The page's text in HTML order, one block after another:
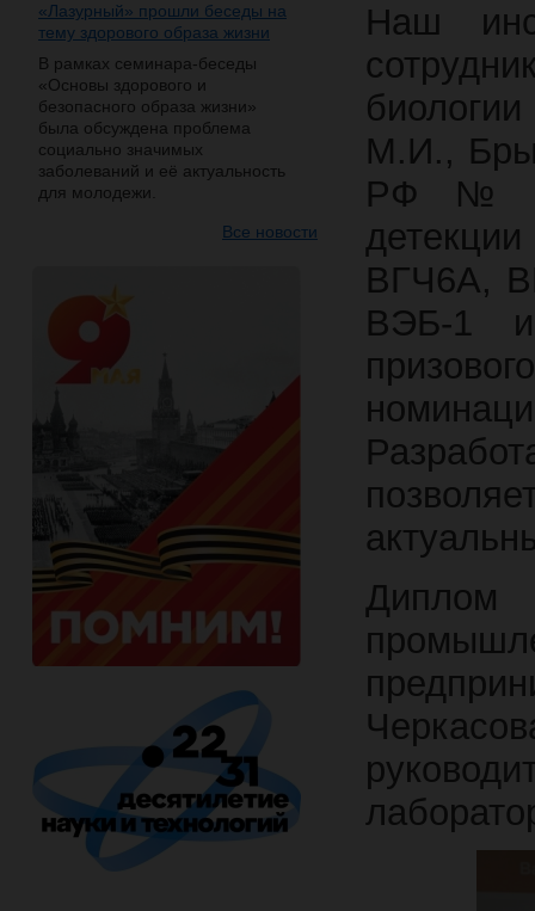
«Лазурный» прошли беседы на
тему здорового образа жизни
В рамках семинара-беседы
«Основы здорового и
безопасного образа жизни»
была обсуждена проблема
социально значимых
заболеваний и её актуальность
для молодежи.
Все новости
Наш
М.И.,
РФ №
ВГЧ6А,
ВЭБ-1